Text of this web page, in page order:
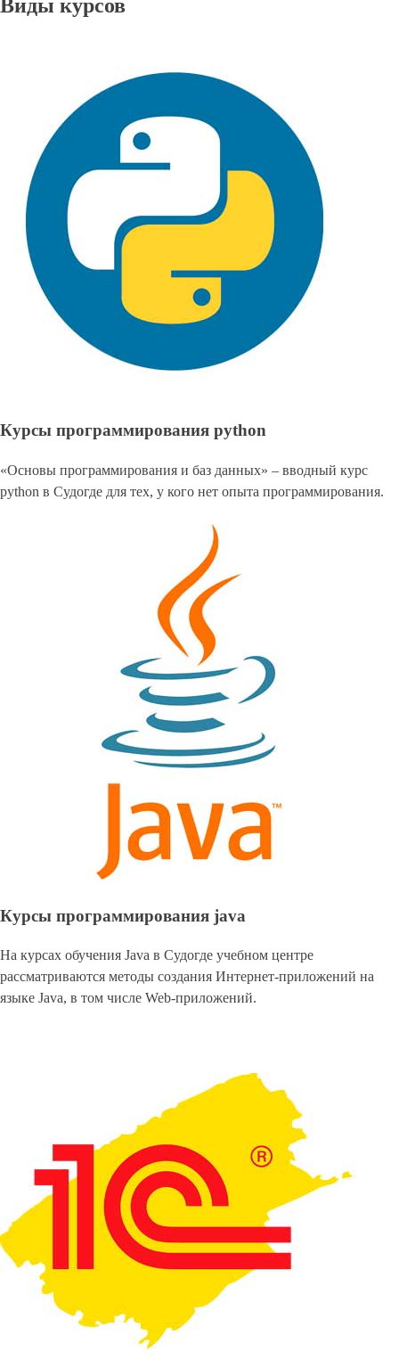
Виды курсов
Курсы программирования python
«Основы программирования и баз данных» – вводный курс
python в Судогде для тех, у кого нет опыта программирования.
Курсы программирования java
На курсах обучения Java в Судогде учебном центре
рассматриваются методы создания Интернет-приложений на
языке Java, в том числе Web-приложений.